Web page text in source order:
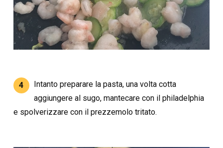
4
Intanto preparare la pasta, una volta cotta
aggiungere al sugo, mantecare con il philadelphia
e spolverizzare con il prezzemolo tritato.